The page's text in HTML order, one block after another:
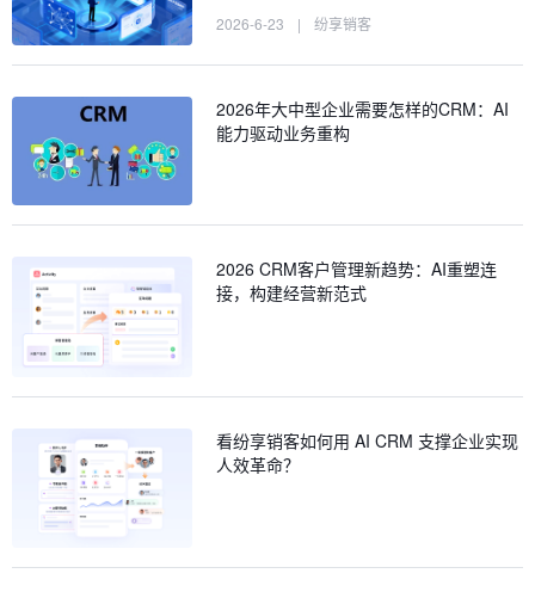
2026-6-23 | 纷享销客
2026年大中型企业需要怎样的CRM：AI
能力驱动业务重构
2026 CRM客户管理新趋势：AI重塑连
接，构建经营新范式
看纷享销客如何用 AI CRM 支撑企业实现
人效革命？